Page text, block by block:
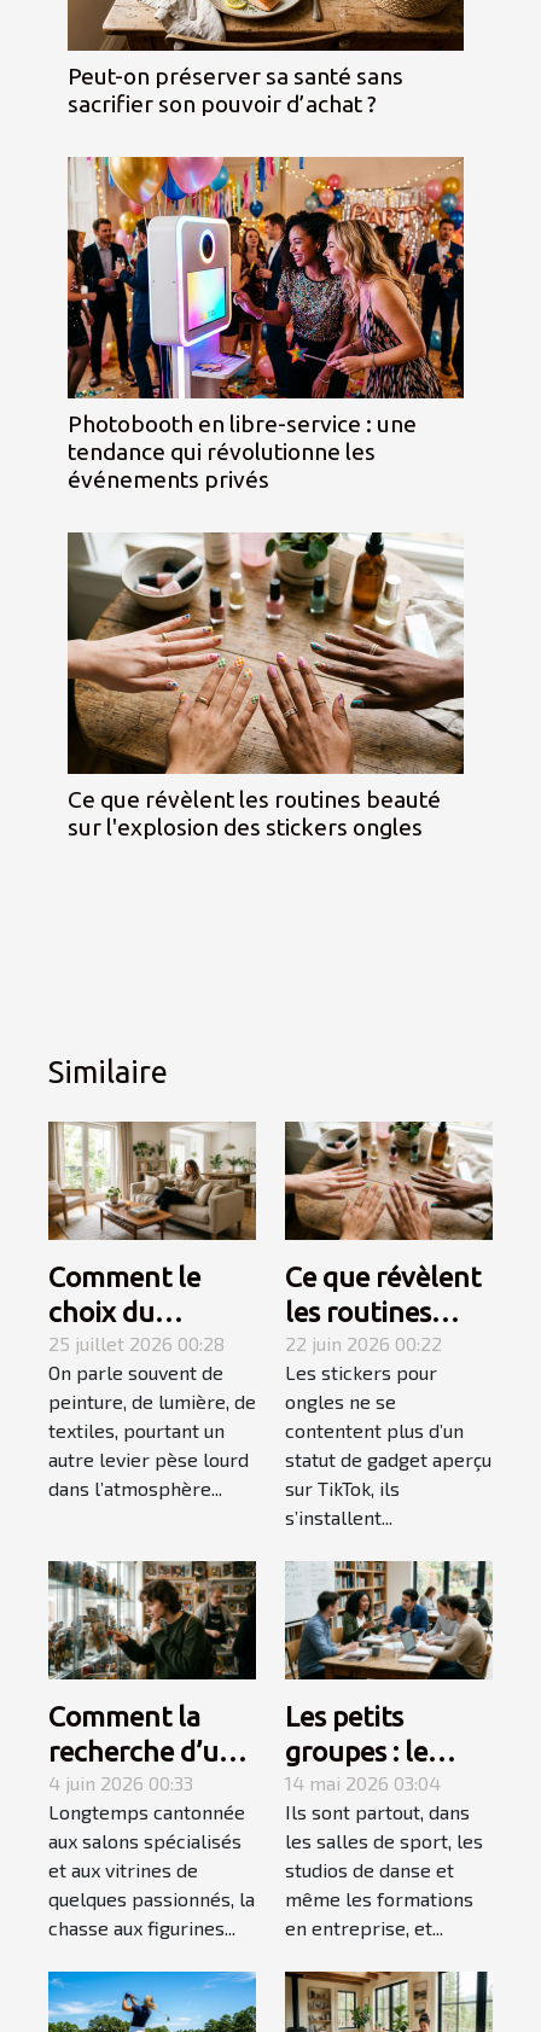
Peut-on préserver sa santé sans
sacrifier son pouvoir d’achat ?
Photobooth en libre-service : une
tendance qui révolutionne les
événements privés
Ce que révèlent les routines beauté
sur l'explosion des stickers ongles
Similaire
Comment le
choix du
mobilier
influence-t-il
l’ambiance
d’une pièce ?
25 juillet 2026 00:28
On parle souvent de
peinture, de lumière, de
textiles, pourtant un
autre levier pèse lourd
dans l’atmosphère...
Ce que révèlent
les routines
beauté sur
l'explosion des
stickers ongles
22 juin 2026 00:22
Les stickers pour
ongles ne se
contentent plus d’un
statut de gadget aperçu
sur TikTok, ils
s’installent...
Comment la
recherche d’une
figurine rare
devient une
quête
personnelle
4 juin 2026 00:33
Longtemps cantonnée
aux salons spécialisés
et aux vitrines de
quelques passionnés, la
chasse aux figurines...
Les petits
groupes : le
secret d’un
apprentissage
accéléré
14 mai 2026 03:04
Ils sont partout, dans
les salles de sport, les
studios de danse et
même les formations
en entreprise, et...